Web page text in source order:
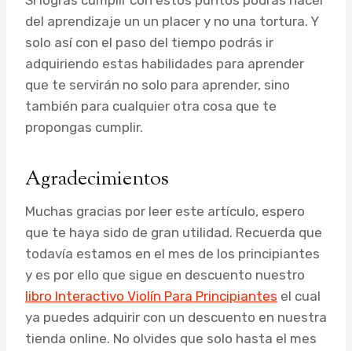
del aprendizaje un un placer y no una tortura. Y
solo así con el paso del tiempo podrás ir
adquiriendo estas habilidades para aprender
que te servirán no solo para aprender, sino
también para cualquier otra cosa que te
propongas cumplir.
Agradecimientos
Muchas gracias por leer este artículo, espero
que te haya sido de gran utilidad. Recuerda que
todavía estamos en el mes de los principiantes
y es por ello que sigue en descuento nuestro
libro Interactivo Violín Para Principiantes el cual
ya puedes adquirir con un descuento en nuestra
tienda online. No olvides que solo hasta el mes